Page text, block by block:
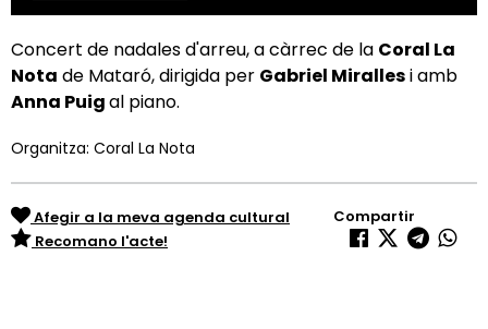
Concert de nadales d'arreu, a càrrec de la Coral La
Nota de Mataró, dirigida per Gabriel Mirallesi amb
Anna Puigal piano.
Organitza: Coral La Nota
Afegir a la meva agenda cultural
Recomano l'acte!
Compartir